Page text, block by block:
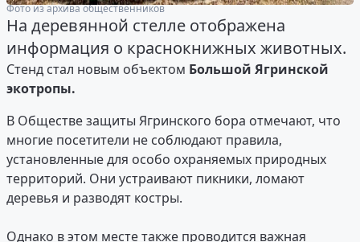
Фото из архива общественников
На деревянной стелле отображена
информация о краснокнижных животных.
Стенд стал новым объектом Большой Ягринской
экотропы.
В Обществе защиты Ягринского бора отмечают, что
многие посетители не соблюдают правила,
установленные для особо охраняемых природных
территорий. Они устраивают пикники, ломают
деревья и разводят костры.
Однако в этом месте также проводится важная